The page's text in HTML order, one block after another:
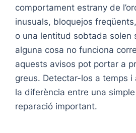
comportament estrany de
inusuals, bloquejos
o una lentitud sobtada solen
alguna cosa no funciona
aquests avisos pot portar a
greus. Detectar-los a temps
la diferència entre una
reparació important.